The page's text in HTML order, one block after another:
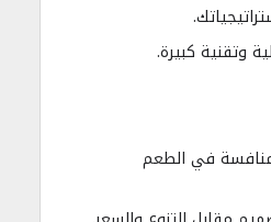
وتقنية كبيرة.
في الطعم